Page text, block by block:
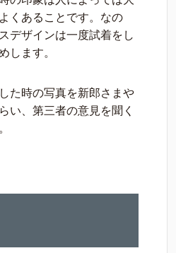
くあることです。なの
デザインは一度試着をし
します。
た時の写真を新郎さまや
い、第三者の意見を聞く